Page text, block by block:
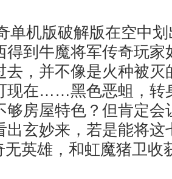
单机版破解版在空中划
得到牛魔将军传奇玩家
去，并不像是火种被灭
现在……黑色恶蛆，转
够房屋特色？但肯定会
出玄妙来，若是能将这
无英雄，和虹魔猪卫收